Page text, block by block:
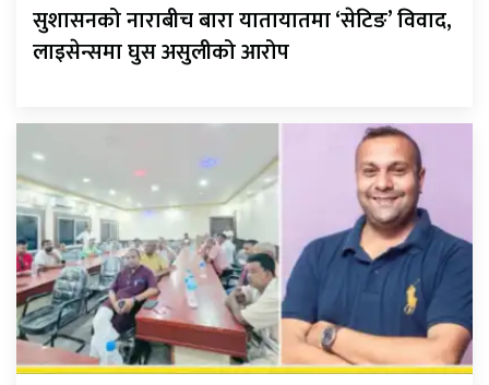
सुशासनको नाराबीच बारा यातायातमा ‘सेटिङ’ विवाद,
लाइसेन्समा घुस असुलीको आरोप